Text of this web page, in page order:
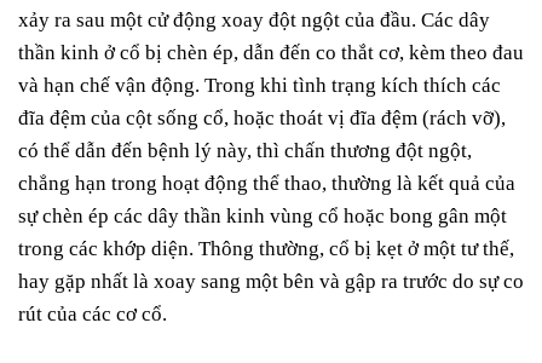
xảy ra sau một cử động xoay đột ngột của đầu. Các dây
thần kinh ở cổ bị chèn ép, dẫn đến co thắt cơ, kèm theo đau
và hạn chế vận động. Trong khi tình trạng kích thích các
đĩa đệm của cột sống cổ, hoặc thoát vị đĩa đệm (rách vỡ),
có thể dẫn đến bệnh lý này, thì chấn thương đột ngột,
chẳng hạn trong hoạt động thể thao, thường là kết quả của
sự chèn ép các dây thần kinh vùng cổ hoặc bong gân một
trong các khớp diện. Thông thường, cổ bị kẹt ở một tư thế,
hay gặp nhất là xoay sang một bên và gập ra trước do sự co
rút của các cơ cổ.